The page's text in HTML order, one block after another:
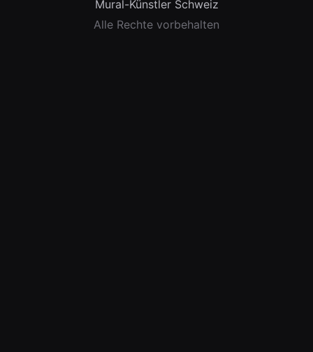
Mural-Künstler Schweiz
Alle Rechte vorbehalten